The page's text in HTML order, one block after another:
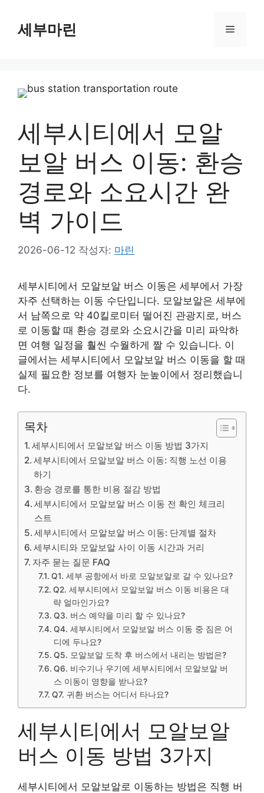
세부마린 메
세부시티에서 모알
보알 버스 이동: 환승
경로와 소요시간 완
벽 가이드
2026-06-12 작성자: 마린
세부시티에서 모알보알 버스 이동은 세부에서 가장
자주 선택하는 이동 수단입니다. 모알보알은 세부에
서 남쪽으로 약 40킬로미터 떨어진 관광지로, 버스
로 이동할 때 환승 경로와 소요시간을 미리 파악하
면 여행 일정을 훨씬 수월하게 짤 수 있습니다. 이
글에서는 세부시티에서 모알보알 버스 이동을 할 때
실제 필요한 정보를 여행자 눈높이에서 정리했습니
다.
목차
세부시티에서 모알보알 버스 이동 방법 3가지
세부시티에서 모알보알 버스 이동: 직행 노선 이용
하기
환승 경로를 통한 비용 절감 방법
세부시티에서 모알보알 버스 이동 전 확인 체크리
스트
세부시티에서 모알보알 버스 이동: 단계별 절차
세부시티와 모알보알 사이 이동 시간과 거리
자주 묻는 질문 FAQ
Q1. 세부 공항에서 바로 모알보알로 갈 수 있나요?
Q2. 세부시티에서 모알보알 버스 이동 비용은 대
략 얼마인가요?
Q3. 버스 예약을 미리 할 수 있나요?
Q4. 세부시티에서 모알보알 버스 이동 중 짐은 어
디에 두나요?
Q5. 모알보알 도착 후 버스에서 내리는 방법은?
Q6. 비수기나 우기에 세부시티에서 모알보알 버
스 이동이 영향을 받나요?
Q7. 귀환 버스는 어디서 타나요?
세부시티에서 모알보알
버스 이동 방법 3가지
세부시티에서 모알보알로 이동하는 방법은 직행 버